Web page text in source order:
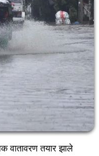
वातावरण तयार झाले